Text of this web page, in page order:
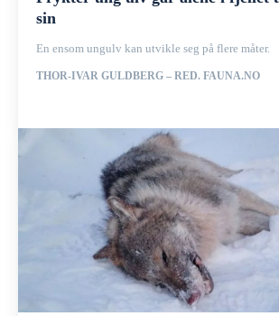
sin
En ensom ungulv kan utvikle seg på flere måter.
THOR-IVAR GULDBERG – RED. FAUNA.NO